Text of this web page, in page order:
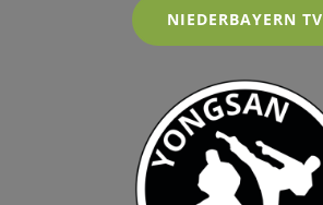
NIEDERBAYERN TV